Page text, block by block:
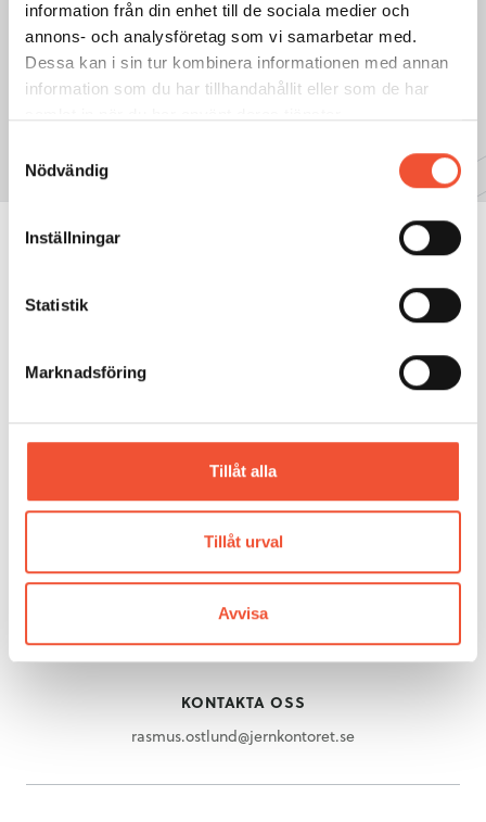
information från din enhet till de sociala medier och
annons- och analysföretag som vi samarbetar med.
Dessa kan i sin tur kombinera informationen med annan
information som du har tillhandahållit eller som de har
Nödvändig
Inställningar
Statistik
Marknadsföring
Tillåt alla
Tillåt urval
Avvisa
GÅ TILL NÄSTA SIDA:
6.19 Arbetsmiljö
Metallarkivet
OM METALLKOMPETENS
Om Metallkompetens
UPPTÄCK METALLEN
Upptäck metallen
KONTAKTA OSS
rasmus.ostlund@jernkontoret.se